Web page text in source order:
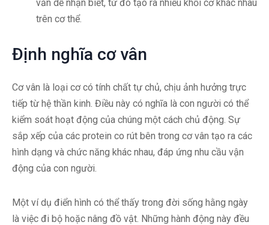
vằn dễ nhận biết, từ đó tạo ra nhiều khối cơ khác nhau
trên cơ thể.
Định nghĩa cơ vân
Cơ vân là loại cơ có tính chất tự chủ, chịu ảnh hưởng trực
tiếp từ hệ thần kinh. Điều này có nghĩa là con người có thể
kiểm soát hoạt động của chúng một cách chủ động. Sự
sắp xếp của các protein co rút bên trong cơ vân tạo ra các
hình dạng và chức năng khác nhau, đáp ứng nhu cầu vận
động của con người.
Một ví dụ điển hình có thể thấy trong đời sống hằng ngày
là việc đi bộ hoặc nâng đồ vật. Những hành động này đều